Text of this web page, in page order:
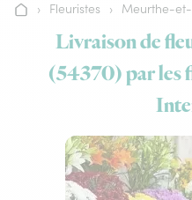
Accueil
› Fleuristes › Meurthe-
Livraison de
(54370) par les